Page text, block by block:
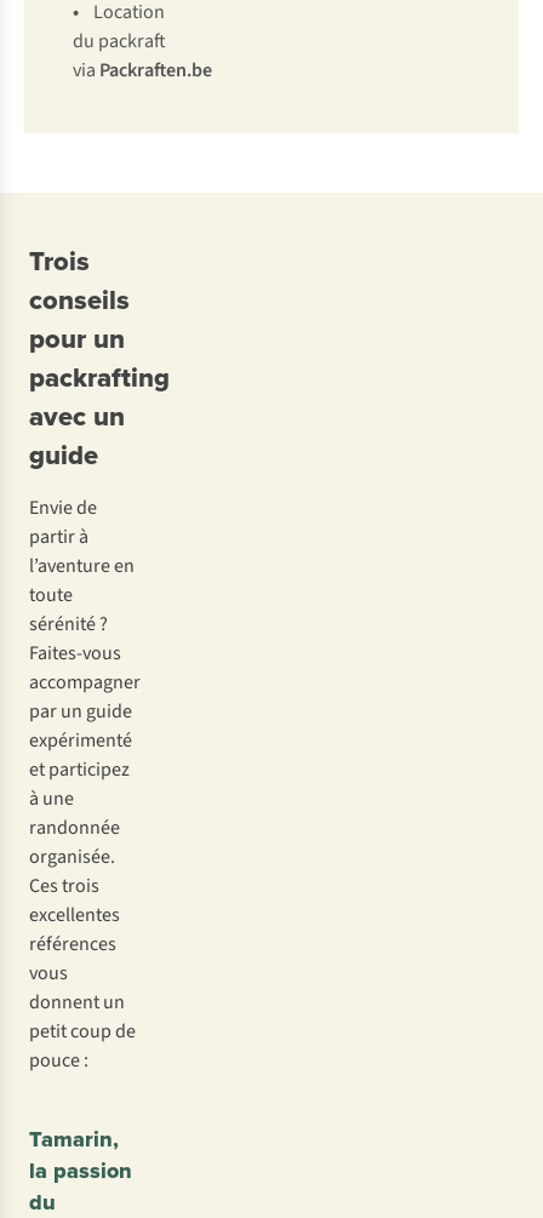
• Location
du packraft
via Packraften.be
Trois
conseils
pour un
packrafting
avec un
guide
Envie de
partir à
l’aventure en
toute
sérénité ?
Faites-vous
accompagner
par un guide
expérimenté
et participez
à une
randonnée
organisée.
Ces trois
excellentes
références
vous
donnent un
petit coup de
pouce :
Tamarin,
la passion
du